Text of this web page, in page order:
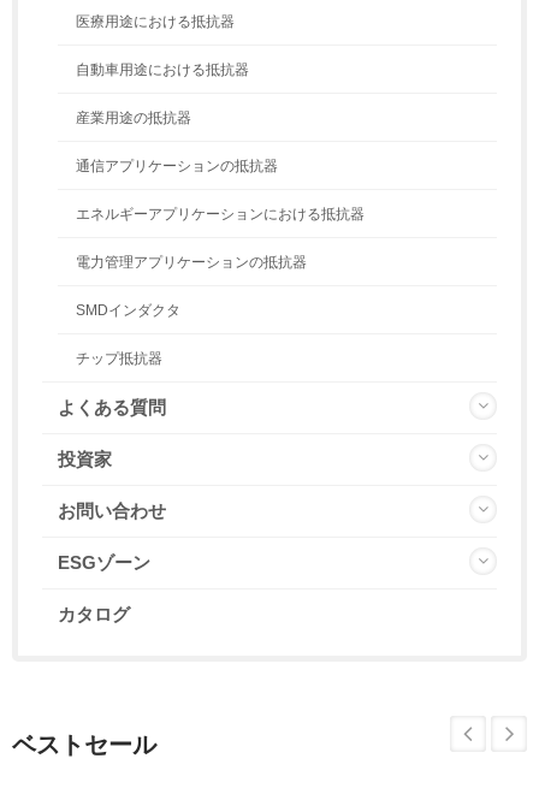
医療用途における抵抗器
自動車用途における抵抗器
産業用途の抵抗器
通信アプリケーションの抵抗器
エネルギーアプリケーションにおける抵抗器
電力管理アプリケーションの抵抗器
SMDインダクタ
チップ抵抗器
よくある質問
投資家
お問い合わせ
ESGゾーン
カタログ
ベストセール